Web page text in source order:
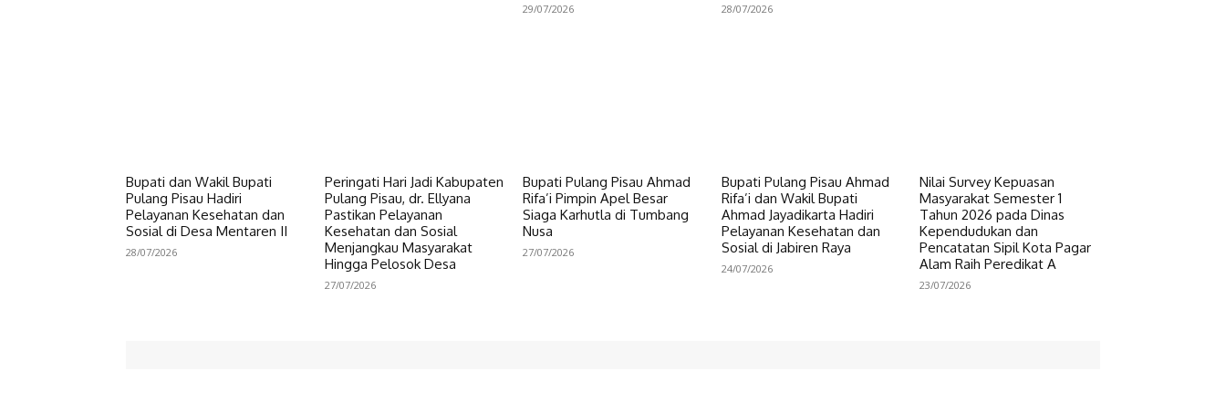
29/07/2026 28/07/2026
Bupati dan Wakil Bupati
Pulang Pisau Hadiri
Pelayanan Kesehatan dan
Sosial di Desa Mentaren II
28/07/2026
Peringati Hari Jadi Kabupaten
Pulang Pisau, dr. Ellyana
Pastikan Pelayanan
Kesehatan dan Sosial
Menjangkau Masyarakat
Hingga Pelosok Desa
27/07/2026
Bupati Pulang Pisau Ahmad
Rifa’i Pimpin Apel Besar
Siaga Karhutla di Tumbang
Nusa
27/07/2026
Bupati Pulang Pisau Ahmad
Rifa’i dan Wakil Bupati
Ahmad Jayadikarta Hadiri
Pelayanan Kesehatan dan
Sosial di Jabiren Raya
24/07/2026
Nilai Survey Kepuasan
Masyarakat Semester 1
Tahun 2026 pada Dinas
Kependudukan dan
Pencatatan Sipil Kota Pagar
Alam Raih Peredikat A
23/07/2026